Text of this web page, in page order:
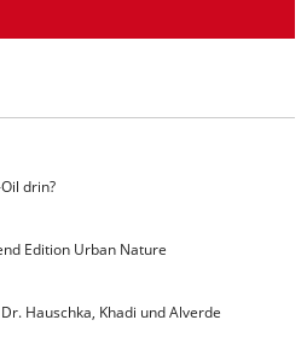
drin?
Edition Urban Nature
Hauschka, Khadi und Alverde